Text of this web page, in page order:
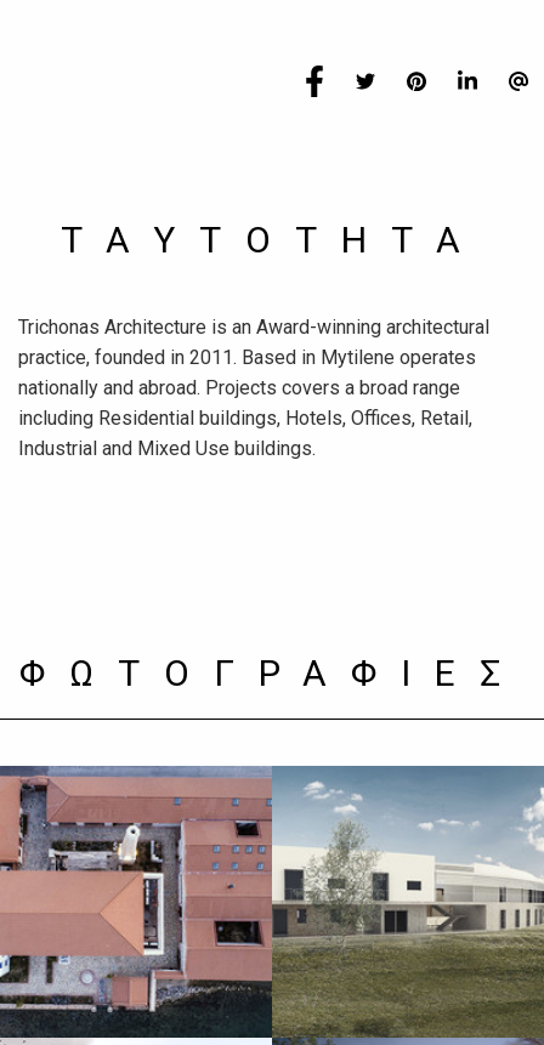
TAYTOTHTA
Trichonas Architecture is an Award-winning architectural
practice, founded in 2011. Based in Mytilene operates
nationally and abroad. Projects covers a broad range
including Residential buildings, Hotels, Offices, Retail,
Industrial and Mixed Use buildings.
ΦΩΤΟΓΡΑΦΙΕΣ